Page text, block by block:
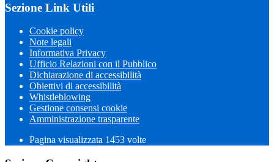
Sezione Link Utili
Cookie policy
Note legali
Informativa Privacy
Ufficio Relazioni con il Pubblico
Dichiarazione di accessibilità
Obiettivi di accessibilità
Whistleblowing
Gestione consensi cookie
Amministrazione trasparente
Pagina visualizzata 1453 volte